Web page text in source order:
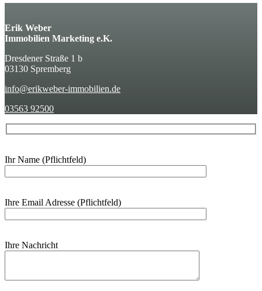
Erik Weber
Immobilien Marketing e.K.
Dresdener Straße 1 b
03130 Spremberg
info@erikweber-immobilien.de
03563 92500
Ihr Name (Pflichtfeld)
Ihre Email Adresse (Pflichtfeld)
Ihre Nachricht